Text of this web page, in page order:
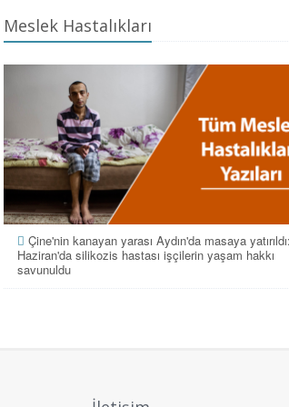
Meslek Hastalıkları
Çine'nin kanayan yarası Aydın'da masaya
Haziran'da silikozis hastası işçilerin yaşam hakkı
savunuldu